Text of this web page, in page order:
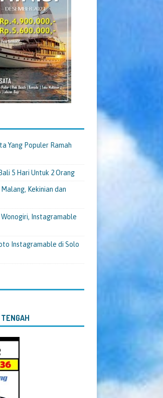
Yang Populer Ramah
5 Hari Untuk 2 Orang
Kekinian dan
Instagramable
Instagramable di Solo